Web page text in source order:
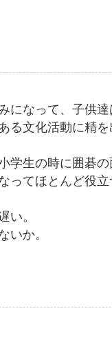
になって、子供
る文化活動に精
学生の時に囲碁
ってほとんど役
い。
いか。